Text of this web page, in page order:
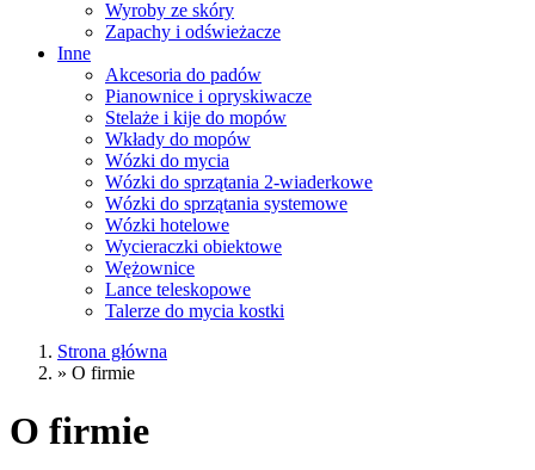
Wyroby ze skóry
Zapachy i odświeżacze
Inne
Akcesoria do padów
Pianownice i opryskiwacze
Stelaże i kije do mopów
Wkłady do mopów
Wózki do mycia
Wózki do sprzątania 2-wiaderkowe
Wózki do sprzątania systemowe
Wózki hotelowe
Wycieraczki obiektowe
Wężownice
Lance teleskopowe
Talerze do mycia kostki
Strona główna
» O firmie
O firmie